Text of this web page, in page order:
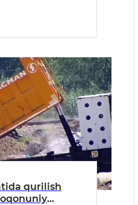
qurilish